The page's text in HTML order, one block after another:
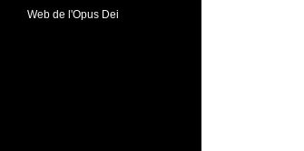
Web de l'Opus Dei